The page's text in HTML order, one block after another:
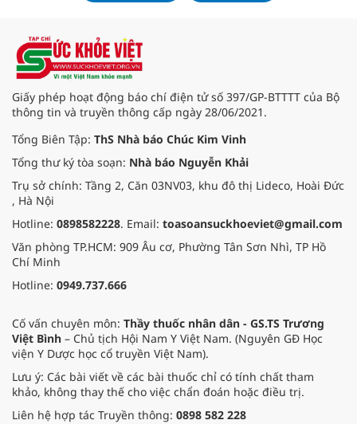
Giấy phép hoạt động báo chí điện tử số 397/GP-BTTTT của Bộ
thông tin và truyền thông cấp ngày 28/06/2021.
Tổng Biên Tập: ThS Nhà báo Chúc Kim Vinh
Tổng thư ký tòa soạn: Nhà báo Nguyễn Khải
Trụ sở chính: Tầng 2, Căn 03NV03, khu đô thị Lideco, Hoài Đức
, Hà Nội
Hotline: 0898582228. Email: toasoansuckhoeviet@gmail.com
Văn phòng TP.HCM: 909 Âu cơ, Phường Tân Sơn Nhì, TP Hồ
Chí Minh
Hotline: 0949.737.666
Cố vấn chuyên môn: Thầy thuốc nhân dân - GS.TS Trương
Việt Bình – Chủ tịch Hội Nam Y Việt Nam. (Nguyên GĐ Học
viện Y Dược học cổ truyền Việt Nam).
Lưu ý: Các bài viết về các bài thuốc chỉ có tính chất tham
khảo, không thay thế cho việc chẩn đoán hoặc điều trị.
Liên hệ hợp tác Truyền thông: 0898 582 228